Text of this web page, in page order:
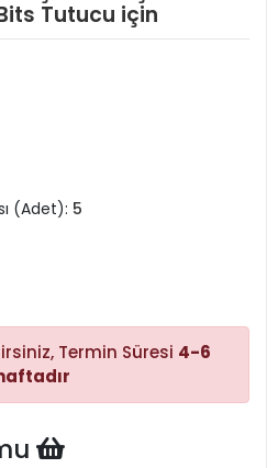
Tutucu için
(Adet): 5
Termin Süresi 4-6